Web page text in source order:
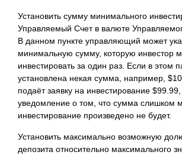
Установить сумму минимального
Управляемый Счет в валюте
В данном пункте управляющий может
минимальную сумму, которую инвестор
инвестировать за один раз. Если в этом
установлена некая сумма, например,
подаёт заявку на инвестирование
уведомление о том, что сумма слишком
инвестирование произведено не будет.
Установить максимально возможную
депозита относительно максимального